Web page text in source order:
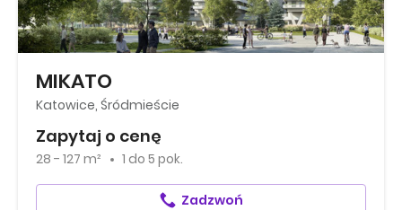
MIKATO
Katowice, Śródmieście
Zapytaj o cenę
28 - 127 m² 1 do 5 pok.
Zadzwoń